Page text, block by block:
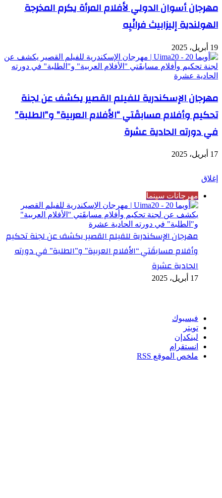
مهرجان أسوان الدولي لأفلام المرأة يكرم المخرجة
الهولندية إليزابيث فرانْيِه
19 أبريل، 2025
مهرجان الإسكندرية للفيلم القصير يكشف عن لجنة
تحكيم وأفلام مسابقَتي “الأفلام العربية” و”الطلبة”
في دورته الحادية عشرة
17 أبريل، 2025
إغلاق
مهرجانات سينما
مهرجان الإسكندرية للفيلم القصير يكشف عن لجنة تحكيم
وأفلام مسابقَتي “الأفلام العربية” و”الطلبة” في دورته
الحادية عشرة
17 أبريل، 2025
فيسبوك
تويتر
لينكدإن
انستقرام
ملخص الموقع RSS